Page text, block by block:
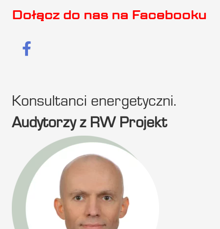
Dołącz do nas na Facebooku
Konsultanci energetyczni.
Audytorzy z RW Projekt